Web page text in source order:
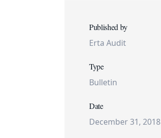
Published by
Erta Audit
Type
Bulletin
Date
December 31, 2018